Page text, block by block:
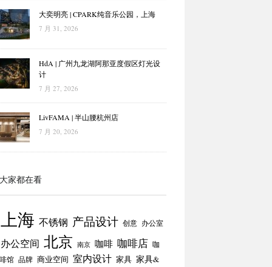
大奕明亮 | CPARK纯音乐公园，上海
7 月 31, 2026
HdA | 广州九龙湖阿那亚度假区灯光设
计
7 月 27, 2026
LivFAMA | 半山腰杭州店
7 月 20, 2026
家都在看
上海 不锈钢 产品设计 创意 办公室
办公空间 北京 南京 咖啡 咖啡店 咖
馆 品牌 商业空间 室内设计 家具 家具&